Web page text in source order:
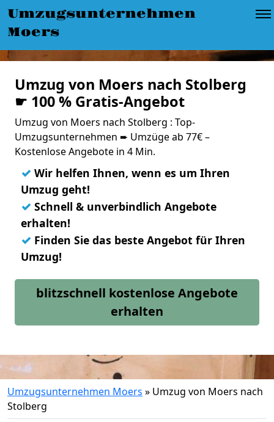
Umzugsunternehmen
Moers
Umzug von Moers nach Stolberg
☛ 100 % Gratis-Angebot
Umzug von Moers nach Stolberg : Top-
Umzugsunternehmen ➨ Umzüge ab 77€ –
Kostenlose Angebote in 4 Min.
✓ Wir helfen Ihnen, wenn es um Ihren
Umzug geht!
✓ Schnell & unverbindlich Angebote
erhalten!
✓ Finden Sie das beste Angebot für Ihren
Umzug!
blitzschnell kostenlose Angebote
erhalten
Umzugsunternehmen Moers » Umzug von Moers nach
Stolberg